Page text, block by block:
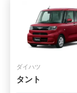
ダイハツ
タント